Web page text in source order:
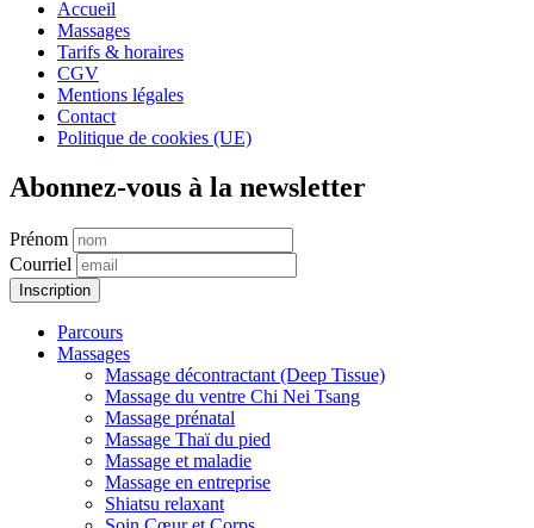
Accueil
Massages
Tarifs & horaires
CGV
Mentions légales
Contact
Politique de cookies (UE)
Abonnez-vous à la newsletter
Prénom
Courriel
Parcours
Massages
Massage décontractant (Deep Tissue)
Massage du ventre Chi Nei Tsang
Massage prénatal
Massage Thaï du pied
Massage et maladie
Massage en entreprise
Shiatsu relaxant